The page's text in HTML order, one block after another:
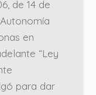
de 14 de
en
“Ley
para dar